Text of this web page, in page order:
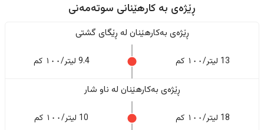
ڕێژەى به کارهێنانی سوتەمەنی
ڕێژەى بەکارهێنان له ڕێگای گشتی
13 لیتر/١٠٠ کم 9.4 لیتر/١٠٠ کم
ڕێژەى بەکارهێنان له ناو شار
18 لیتر/١٠٠ کم 10 لیتر/١٠٠ کم